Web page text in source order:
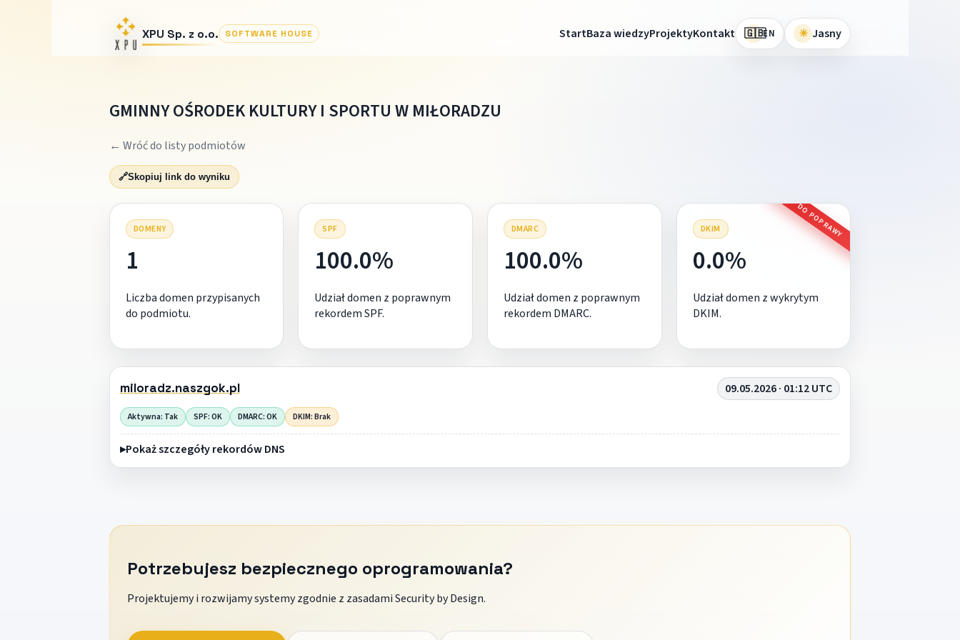
XPU Sp. z o.o. SOFTWARE HOUSE StartBaza wiedzyProjektyKontakt 🇬🇧EN ☀ Jasny
GMINNY OŚRODEK KULTURY I SPORTU W MIŁORADZU
← Wróć do listy podmiotów
🔗Skopiuj link do wyniku
DOMENY
1
Liczba domen przypisanych
do podmiotu.
SPF
100.0%
Udział domen z poprawnym
rekordem SPF.
DMARC
100.0%
Udział domen z poprawnym
rekordem DMARC.
DKIM DO POPRAWY
0.0%
Udział domen z wykrytym
DKIM.
miloradz.naszgok.pl 09.05.2026 · 01:12 UTC
Aktywna: Tak SPF: OK DMARC: OK DKIM: Brak
Pokaż szczegóły rekordów DNS
Potrzebujesz bezpiecznego oprogramowania?
Projektujemy i rozwijamy systemy zgodnie z zasadami Security by Design.